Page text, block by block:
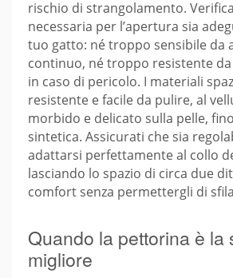
rischio di strangolamento.
necessaria per l’apertura sia
tuo gatto: né troppo sensibile da
continuo, né troppo resistente
in caso di pericolo. I materiali
resistente e facile da pulire, al
morbido e delicato sulla pelle,
sintetica. Assicurati che sia
adattarsi perfettamente al collo
lasciando lo spazio di circa due
comfort senza permettergli di
Quando la pettorina è la
migliore